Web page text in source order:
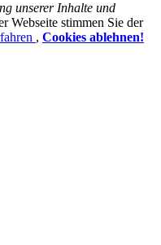
unserer Inhalte und
Webseite stimmen Sie der
, Cookies ablehnen!